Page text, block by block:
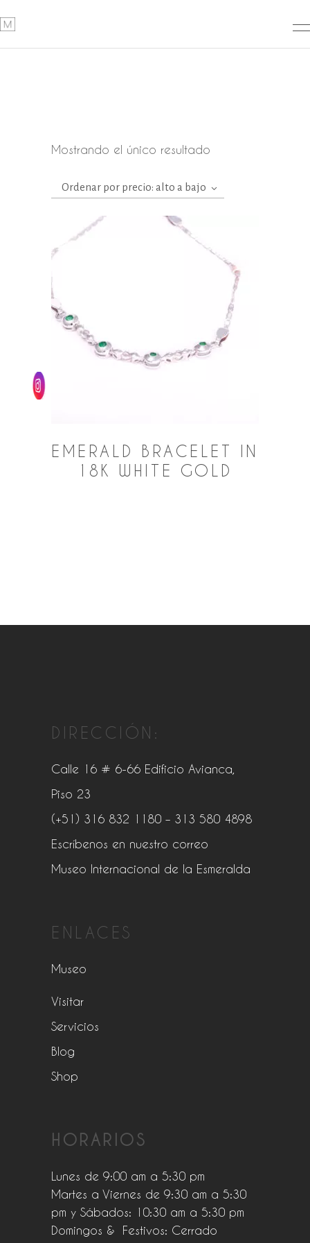
Mostrando el único resultado
Ordenar por precio: alto a bajo
EMERALD BRACELET IN
18K WHITE GOLD
DIRECCIÓN:
Calle 16 # 6-66 Edificio Avianca,
Piso 23
(+51) 316 832 1180 – 313 580 4898
Escríbenos en nuestro correo
Museo Internacional de la Esmeralda
ENLACES
Museo
Visitar
Servicios
Blog
Shop
HORARIOS
Lunes de 9:00 am a 5:30 pm
Martes a Viernes de 9:30 am a 5:30
pm y Sábados: 10:30 am a 5:30 pm
Domingos & Festivos: Cerrado